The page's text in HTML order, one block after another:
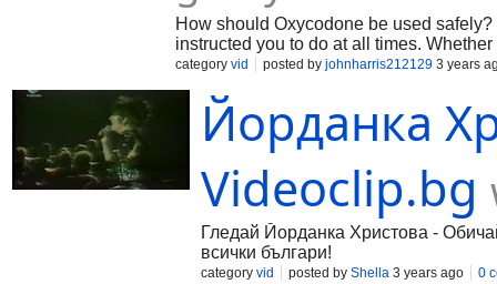
How should Oxycodone be used
instructed you to do at all times.
category vid posted by johnharris212129 3 years
Йорданка
Videoclip.bg
Гледай Йорданка Христова -
всички българи!
category vid posted by Shella 3 years ago 0